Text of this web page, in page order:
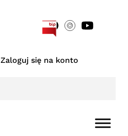
Zaloguj się na konto